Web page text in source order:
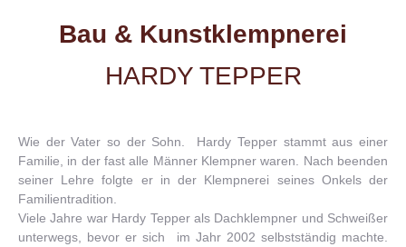
Bau & Kunstklempnerei
HARDY TEPPER
Wie der Vater so der Sohn. Hardy Tepper stammt aus einer
Familie, in der fast alle Männer Klempner waren. Nach beenden
seiner Lehre folgte er in der Klempnerei seines Onkels der
Familientradition.
Viele Jahre war Hardy Tepper als Dachklempner und Schweißer
unterwegs, bevor er sich im Jahr 2002 selbstständig machte.